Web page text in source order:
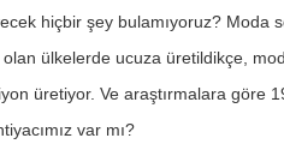
hiçbir şey bulamıyoruz? Moda
ülkelerde ucuza üretildikçe,
üretiyor. Ve araştırmalara göre
var mı?